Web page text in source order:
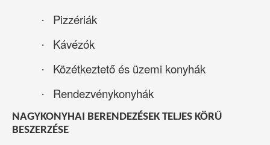
· Pizzériák
· Kávézók
· Közétkeztető és üzemi konyhák
· Rendezvénykonyhák
NAGYKONYHAI BERENDEZÉSEK TELJES KÖRŰ
BESZERZÉSE